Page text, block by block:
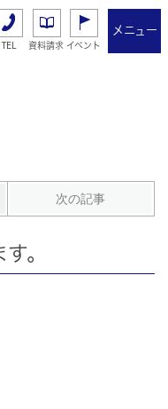
TEL 資料請求 イベント
メニュー
次の記事
。